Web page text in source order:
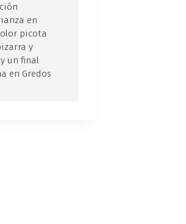
en
picota
y
un final
en Gredos